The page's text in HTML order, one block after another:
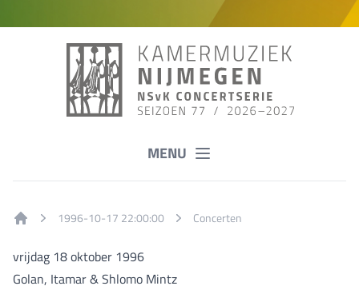
MENU
1996-10-17 22:00:00 Concerten
vrijdag 18 oktober 1996
Golan, Itamar & Shlomo Mintz